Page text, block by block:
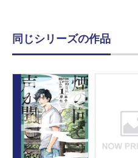
同じシリーズの作品